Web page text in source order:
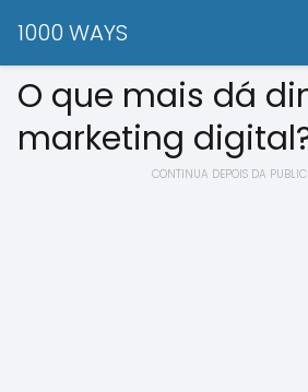
1000 WAYS
O que mais dá
marketing
CONTINUA DEPOIS DA